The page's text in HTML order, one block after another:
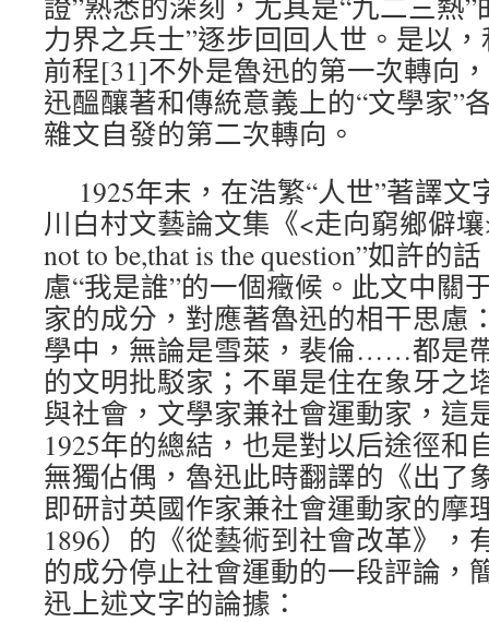
力界之兵士”逐步回回人世。是以
前程[31]不外是魯迅的第一次轉向
迅醞釀著和傳統意義上的“文學家”
雜文自發的第二次轉向。
1925年末，在浩繁“人世”著譯
川白村文藝論文集《<走向窮鄉僻壤
not to be,that is the question”如許的
慮“我是誰”的一個癥候。此文中關
家的成分，對應著魯迅的相干思慮
學中，無論是雪萊，裴倫……都是
的文明批駁家；不單是住在象牙之
與社會，文學家兼社會運動家，這
1925年的總結，也是對以后途徑和
無獨佔偶，魯迅此時翻譯的《出了
即研討英國作家兼社會運動家的摩
1896）的《從藝術到社會改革》，
的成分停止社會運動的一段評論，
迅上述文字的論據：